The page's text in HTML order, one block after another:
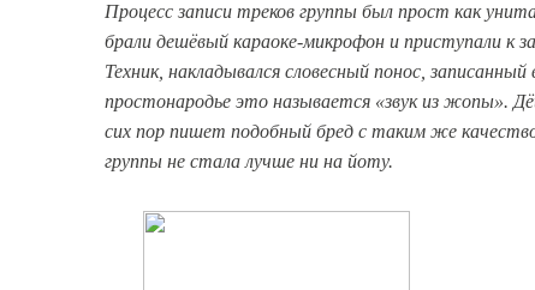
Процесс записи треков группы был прост как
брали дешёвый караоке-микрофон и приступали к
Техник, накладывался словесный понос,
простонародье это называется «звук из жопы».
сих пор пишет подобный бред с таким же
группы не стала лучше ни на йоту.